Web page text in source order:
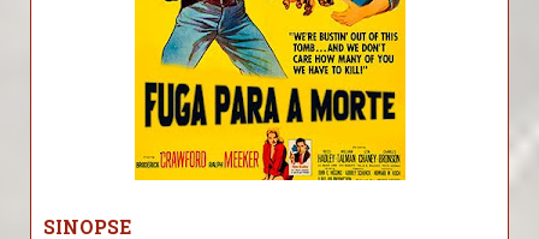
SINOPSE